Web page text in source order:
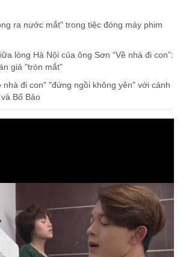
ra nước mắt" trong tiệc đóng máy phim
lòng Hà Nội của ông Sơn “Về nhà đi con”:
giả "tròn mắt"
nhà đi con" "đứng ngồi không yên" với cảnh
Bố Bảo